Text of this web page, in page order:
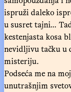
ispruži daleko
u susret tajni…
kestenjasta kosa
nevidljivu tačku u
misteriju.
Podseća me na
unutrašnjim